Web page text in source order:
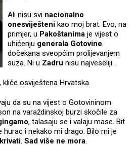
Ali nisu svi nacionalno
onesviješteni kao moj brat. Evo, na
primjer, u Pakoštanima je vijest o
uhićenju generala Gotovine
dočekana sveopćim prolijevanjem
suza. Ni u Zadru nisu najveseliji.
, kliče osviještena Hrvatska.
da su na vijest o Gotovininom
na varaždinskoj burzi skočile za
, talasaju se i valaju mase. Bit
hurac i nekako mi drago. Bilo mi je
. Sad više ne mora.